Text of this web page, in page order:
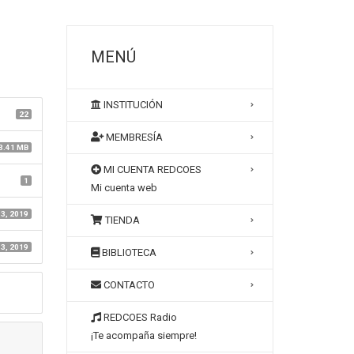
22
MB
1
2019
2019
MENÚ
INSTITUCIÓN
MEMBRESÍA
MI CUENTA REDCOES
Mi cuenta web
TIENDA
BIBLIOTECA
CONTACTO
REDCOES Radio
¡Te acompaña siempre!